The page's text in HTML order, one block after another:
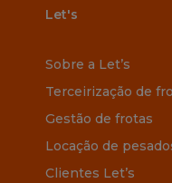
Let's
Sobre a Let’s
Terceirização de
Gestão de frotas
Locação de
Clientes Let’s